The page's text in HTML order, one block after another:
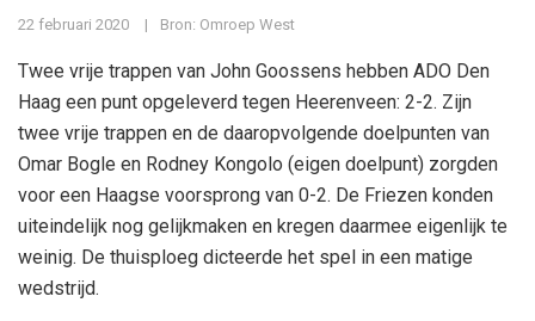
22 februari 2020 Bron: Omroep West
Twee vrije trappen van John Goossens hebben ADO Den
Haag een punt opgeleverd tegen Heerenveen: 2-2. Zijn
twee vrije trappen en de daaropvolgende doelpunten van
Omar Bogle en Rodney Kongolo (eigen doelpunt) zorgden
voor een Haagse voorsprong van 0-2. De Friezen konden
uiteindelijk nog gelijkmaken en kregen daarmee eigenlijk te
weinig. De thuisploeg dicteerde het spel in een matige
wedstrijd.